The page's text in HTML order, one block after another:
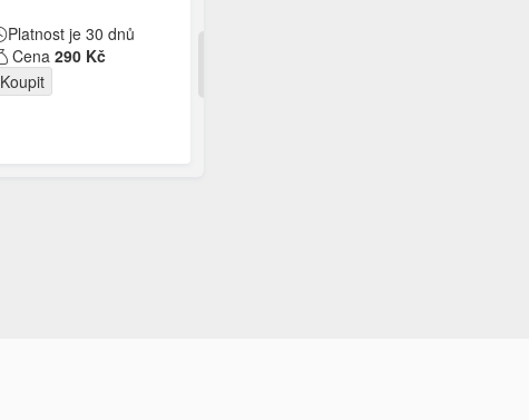
Platnost je 30 dnů
Cena 290 Kč
Koupit